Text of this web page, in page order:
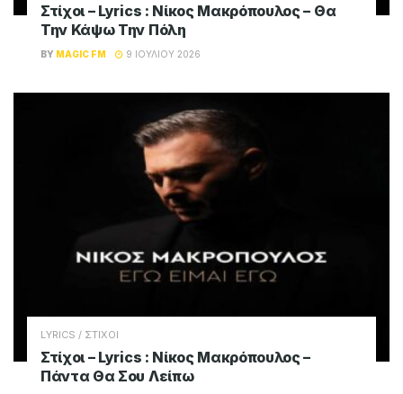
Στίχοι – Lyrics : Νίκος Μακρόπουλος – Θα
Την Κάψω Την Πόλη
BY MAGIC FM 9 ΙΟΥΛΊΟΥ 2026
LYRICS / ΣΤΙΧΟΙ
Στίχοι – Lyrics : Νίκος Μακρόπουλος –
Πάντα Θα Σου Λείπω